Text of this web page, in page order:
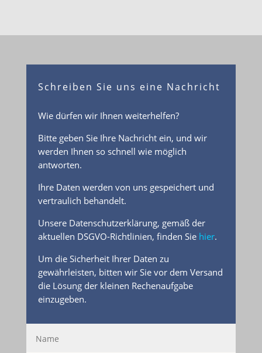
Schreiben Sie uns eine Nachricht
Wie dürfen wir Ihnen weiterhelfen?
Bitte geben Sie Ihre Nachricht ein, und wir
werden Ihnen so schnell wie möglich
antworten.
Ihre Daten werden von uns gespeichert und
vertraulich behandelt.
Unsere Datenschutzerklärung, gemäß der
aktuellen DSGVO-Richtlinien, finden Siehier.
Um die Sicherheit Ihrer Daten zu
gewährleisten, bitten wir Sie vor dem Versand
die Lösung der kleinen Rechenaufgabe
einzugeben.